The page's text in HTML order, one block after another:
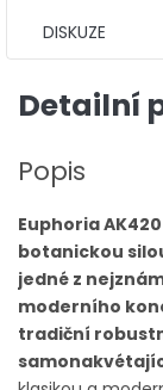
DISKUZE
Detailní
Popis
Euphoria AK420
botanickou
jedné z
moderního
tradiční